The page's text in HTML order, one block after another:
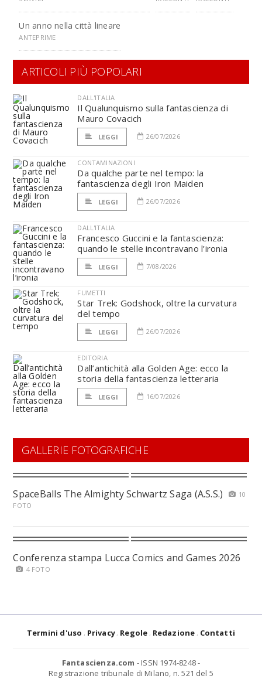
Un anno nella città lineare
ANTEPRIME
ARTICOLI PIÙ POPOLARI
DALL'ITALIA
Il Qualunquismo sulla fantascienza di
Mauro Covacich
LEGGI 26/07/2026
CONTAMINAZIONI
Da qualche parte nel tempo: la
fantascienza degli Iron Maiden
LEGGI 26/07/2026
DALL'ITALIA
Francesco Guccini e la fantascienza:
quando le stelle incontravano l’ironia
LEGGI 7/08/2026
FUMETTI
Star Trek: Godshock, oltre la curvatura
del tempo
LEGGI 26/07/2026
EDITORIA
Dall’antichità alla Golden Age: ecco la
storia della fantascienza letteraria
LEGGI 16/07/2026
GALLERIE FOTOGRAFICHE
SpaceBalls The Almighty Schwartz Saga (A.S.S.)
10
FOTO
Conferenza stampa Lucca Comics and Games 2026
4 FOTO
Termini d'uso Privacy Regole Redazione Contatti
Fantascienza.com - ISSN 1974-8248 -
Registrazione tribunale di Milano, n. 521 del 5